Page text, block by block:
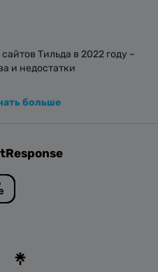
Тильда в 2022 году –
и недостатки
больше